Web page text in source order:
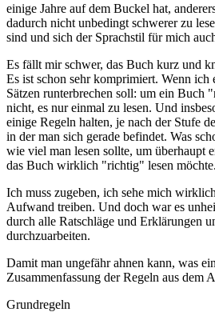
einige Jahre auf dem Buckel hat,
dadurch nicht unbedingt schwerer zu
sind und sich der Sprachstil für mich
Es fällt mir schwer, das Buch kurz und
Es ist schon sehr komprimiert. Wenn
Sätzen runterbrechen soll: um ein Buch
nicht, es nur einmal zu lesen. Und
einige Regeln halten, je nach der Stufe
in der man sich gerade befindet. Was
wie viel man lesen sollte, um überhaupt
das Buch wirklich "richtig" lesen möchte.
Ich muss zugeben, ich sehe mich
Aufwand treiben. Und doch war es
durch alle Ratschläge und Erklärungen
durchzuarbeiten.
Damit man ungefähr ahnen kann, was
Zusammenfassung der Regeln aus dem
Grundregeln